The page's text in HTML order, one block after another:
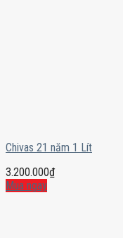
Chivas 21 năm 1 Lít
3.200.000₫
Mua ngay